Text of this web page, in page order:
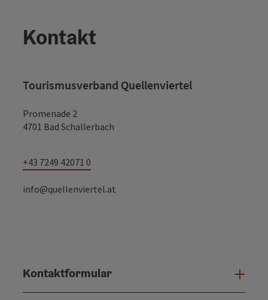
Kontakt
Tourismusverband Quellenviertel
Promenade 2
4701 Bad Schallerbach
+43 7249 42071 0
info@quellenviertel.at
Kontaktformular